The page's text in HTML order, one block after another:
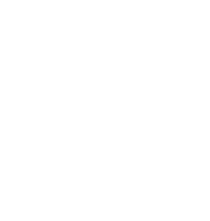
der DIN-Norm